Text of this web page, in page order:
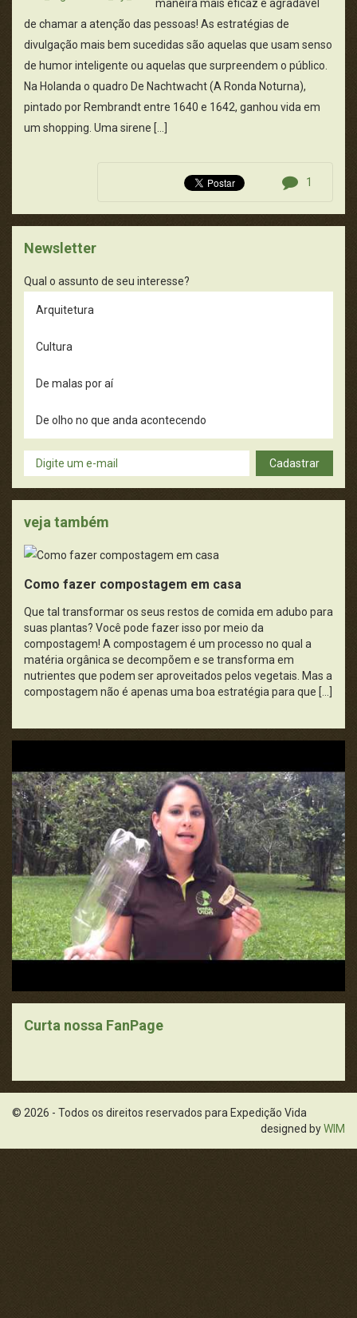
maneira mais eficaz e agradável
de chamar a atenção das pessoas! As estratégias de
divulgação mais bem sucedidas são aquelas que usam senso
de humor inteligente ou aquelas que surpreendem o público.
Na Holanda o quadro De Nachtwacht (A Ronda Noturna),
pintado por Rembrandt entre 1640 e 1642, ganhou vida em
um shopping. Uma sirene […]
1
Newsletter
Qual o assunto de seu interesse?
Arquitetura
Cultura
De malas por aí
De olho no que anda acontecendo
Dicas úteis
Filmes, Livros e Música
Meio Ambiente e Sustentabilidade
Moda e Estética
Política, Economia e Legislação
Pontos da História
Publicidade e Propaganda
Saúde e Cidadania
Universo da Ciência
Cadastrar
veja também
Como fazer compostagem em casa
Que tal transformar os seus restos de comida em adubo para
suas plantas? Você pode fazer isso por meio da
compostagem! A compostagem é um processo no qual a
matéria orgânica se decompõem e se transforma em
nutrientes que podem ser aproveitados pelos vegetais. Mas a
compostagem não é apenas uma boa estratégia para que […]
Curta nossa FanPage
© 2026 - Todos os direitos reservados para Expedição Vida
designed byWIM